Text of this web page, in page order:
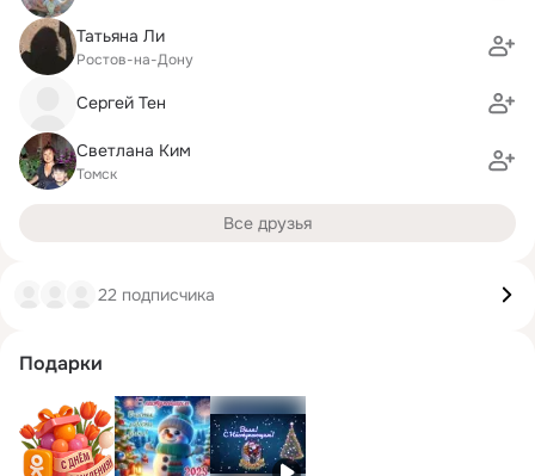
Татьяна Ли
Ростов-на-Дону
Сергей Тен
Светлана Ким
Томск
Все друзья
22 подписчика
Подарки